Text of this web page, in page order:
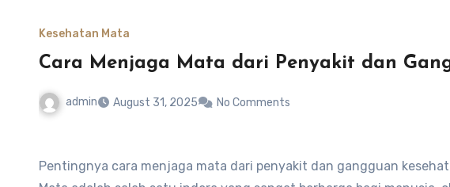
Kesehatan Mata
Cara Menjaga Mata dari Penyakit dan
admin August 31, 2025 No Comments
Pentingnya cara menjaga mata dari penyakit dan gangguan